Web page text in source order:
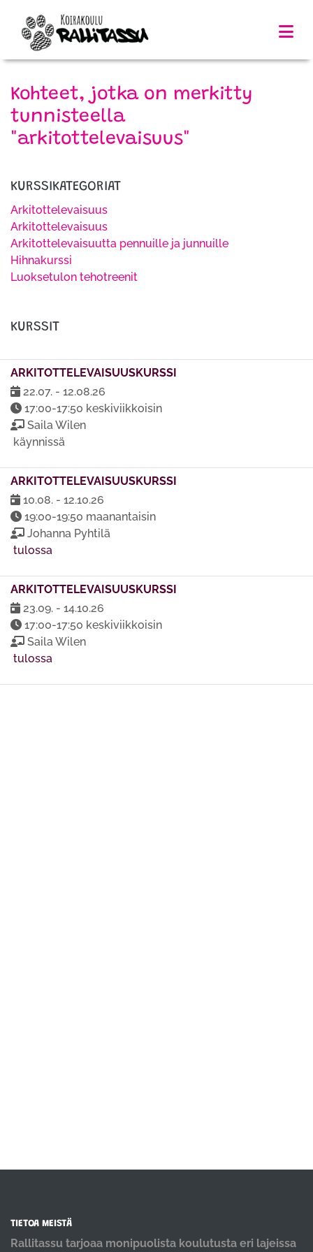
Kohteet, jotka on merkitty
tunnisteella
"arkitottelevaisuus"
KURSSIKATEGORIAT
Arkitottelevaisuus
Arkitottelevaisuus
Arkitottelevaisuutta pennuille ja junnuille
Hihnakurssi
Luoksetulon tehotreenit
KURSSIT
ARKITOTTELEVAISUUSKURSSI
22.07. - 12.08.26
17:00-17:50 keskiviikkoisin
Saila Wilen
käynnissä
ARKITOTTELEVAISUUSKURSSI
10.08. - 12.10.26
19:00-19:50 maanantaisin
Johanna Pyhtilä
tulossa
ARKITOTTELEVAISUUSKURSSI
23.09. - 14.10.26
17:00-17:50 keskiviikkoisin
Saila Wilen
tulossa
TIETOA MEISTÄ
Rallitassu tarjoaa monipuolista koulutusta eri lajeissa